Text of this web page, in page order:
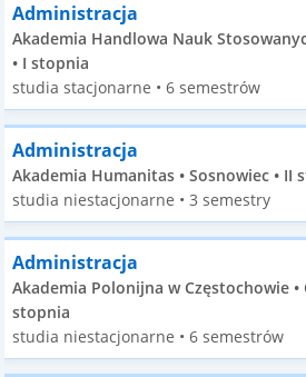
Administracja
Akademia Handlowa Nauk
• I stopnia
studia stacjonarne • 6 semestrów
Administracja
Akademia Humanitas • Sosnowiec • II
studia niestacjonarne • 3 semestry
Administracja
Akademia Polonijna w Częstochowie •
stopnia
studia niestacjonarne • 6 semestrów